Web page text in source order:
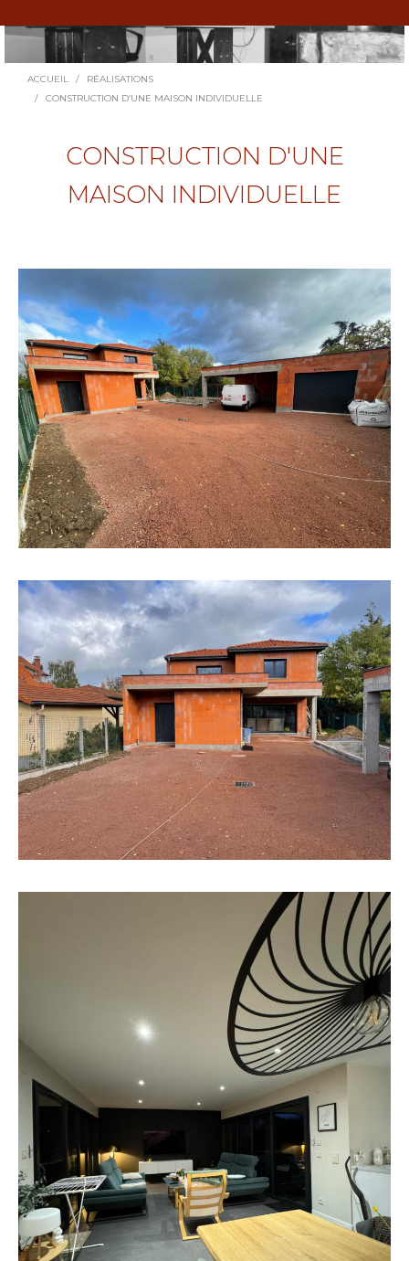
Vous êtes ici :
ACCUEIL
RÉALISATIONS
CONSTRUCTION D’UNE MAISON INDIVIDUELLE
CONSTRUCTION D'UNE
MAISON INDIVIDUELLE